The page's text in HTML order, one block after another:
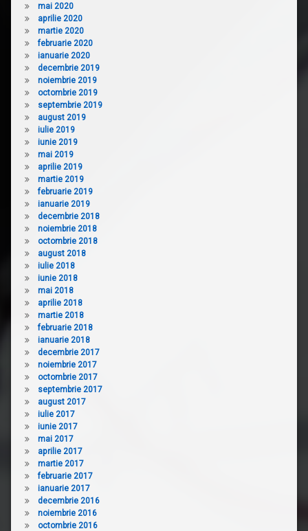
mai 2020
aprilie 2020
martie 2020
februarie 2020
ianuarie 2020
decembrie 2019
noiembrie 2019
octombrie 2019
septembrie 2019
august 2019
iulie 2019
iunie 2019
mai 2019
aprilie 2019
martie 2019
februarie 2019
ianuarie 2019
decembrie 2018
noiembrie 2018
octombrie 2018
august 2018
iulie 2018
iunie 2018
mai 2018
aprilie 2018
martie 2018
februarie 2018
ianuarie 2018
decembrie 2017
noiembrie 2017
octombrie 2017
septembrie 2017
august 2017
iulie 2017
iunie 2017
mai 2017
aprilie 2017
martie 2017
februarie 2017
ianuarie 2017
decembrie 2016
noiembrie 2016
octombrie 2016